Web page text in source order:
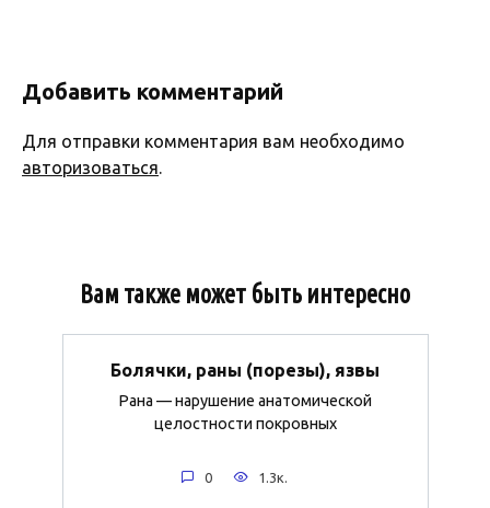
Добавить комментарий
Для отправки комментария вам необходимо
авторизоваться.
Вам также может быть интересно
Болячки, раны (порезы), язвы
Рана — нарушение анатомической
целостности покровных
0 1.3к.